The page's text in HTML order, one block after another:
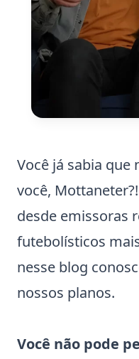
Você já sabia que
você,
desde emissoras
futebolísticos
nesse blog
nossos planos.
Você não pode